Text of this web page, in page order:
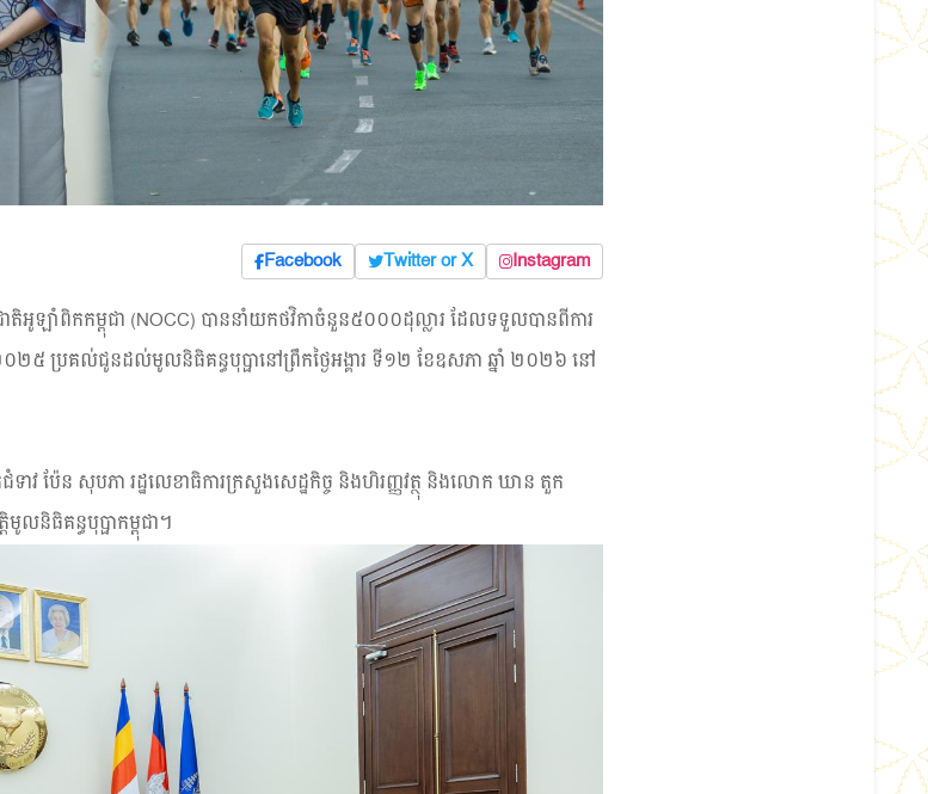
Facebook Twitter or X
Instagram
ជាតិអូឡាំពិកកម្ពុជា (NOCC) បាននាំយកថវិកាចំនួន៥០០០ដុល្លារ ដែលទទួលបានពីការ
២០២៥ ប្រគល់ជូនដល់មូលនិធិគន្ធបុប្ផានៅព្រឹកថ្ងៃអង្គារ ទី១២ ខែឧសភា ឆ្នាំ ២០២៦ នៅ
ប៉ែន សុបភា រដ្ឋលេខាធិការក្រសួងសេដ្ឋកិច្ច និងហិរញ្ញវត្ថុ និងលោក ឃាន តួក
លនិធិគន្ធបុប្ផាកម្ពុជា។